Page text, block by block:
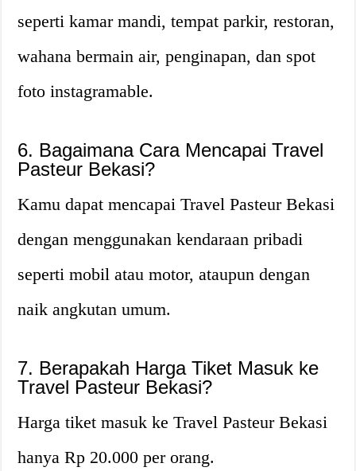
seperti kamar mandi, tempat parkir, restoran,
wahana bermain air, penginapan, dan spot
foto instagramable.
6. Bagaimana Cara Mencapai Travel
Pasteur Bekasi?
Kamu dapat mencapai Travel Pasteur Bekasi
dengan menggunakan kendaraan pribadi
seperti mobil atau motor, ataupun dengan
naik angkutan umum.
7. Berapakah Harga Tiket Masuk ke
Travel Pasteur Bekasi?
Harga tiket masuk ke Travel Pasteur Bekasi
hanya Rp 20.000 per orang.